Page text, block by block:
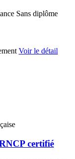
Sans diplôme
Voir le détail
certifié